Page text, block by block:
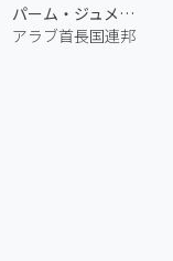
パーム・ジュメイラのビーチリゾート 1
アラブ首長国連邦